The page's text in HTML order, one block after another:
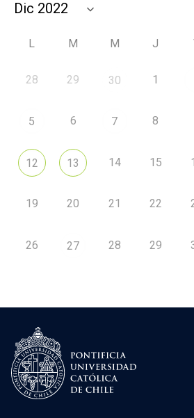
L M M J
28 29 30 1
5 6 7 8
12 13 14 15
19 20 21 22
26 27 28 29